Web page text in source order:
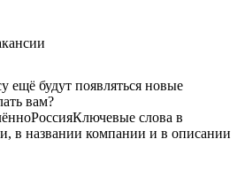
ещё будут появляться новые
вам?
РоссияКлючевые слова в
в названии компании и в описании